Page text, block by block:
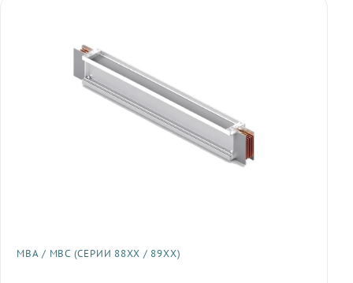
МВА / МВС (СЕРИИ 88XX / 89XX)